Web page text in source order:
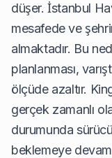
düşer. İstanbul
mesafede ve
almaktadır. Bu
planlanması,
ölçüde azaltır.
gerçek zamanlı
durumunda
beklemeye